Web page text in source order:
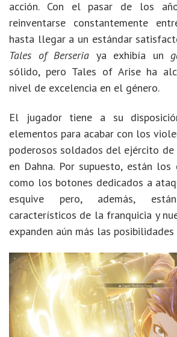
acción. Con el pasar de los
reinventarse constantemente
hasta llegar a un estándar
Tales of Berseria ya exhibía un
sólido, pero Tales of Arise ha
nivel de excelencia en el género.
El jugador tiene a su
elementos para acabar con los
poderosos soldados del ejército de
en Dahna. Por supuesto, están los
como los botones dedicados a
esquive pero, además,
característicos de la franquicia y
expanden aún más las